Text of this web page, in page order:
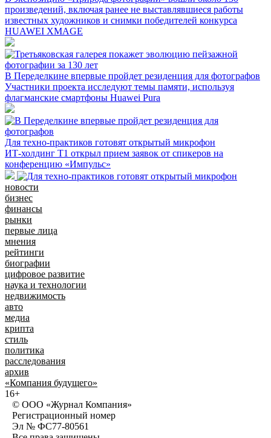
произведений, включая ранее не выставлявшиеся работы
известных художников и снимки победителей конкурса
HUAWEI XMAGE
В Переделкине впервые пройдет резиденция для фотографов
Участники проекта исследуют темы памяти, используя
флагманские смартфоны Huawei Pura
Для техно-практиков готовят открытый микрофон
ИТ-холдинг Т1 открыл прием заявок от спикеров на
конференцию «Импульс»
новости
бизнес
финансы
рынки
первые лица
мнения
рейтинги
биографии
цифровое развитие
наука и технологии
недвижимость
авто
медиа
крипта
стиль
политика
расследования
архив
«Компания будущего»
16+
© ООО «Журнал Компания»
Регистрационный номер
Эл № ФС77-80561